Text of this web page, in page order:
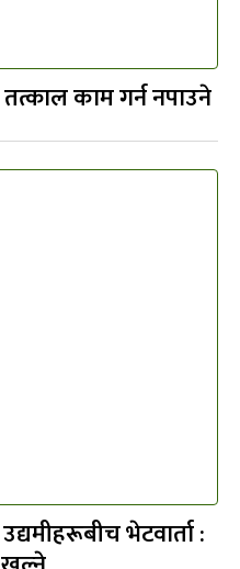
काम गर्न नपाउने
भेटवार्ता :